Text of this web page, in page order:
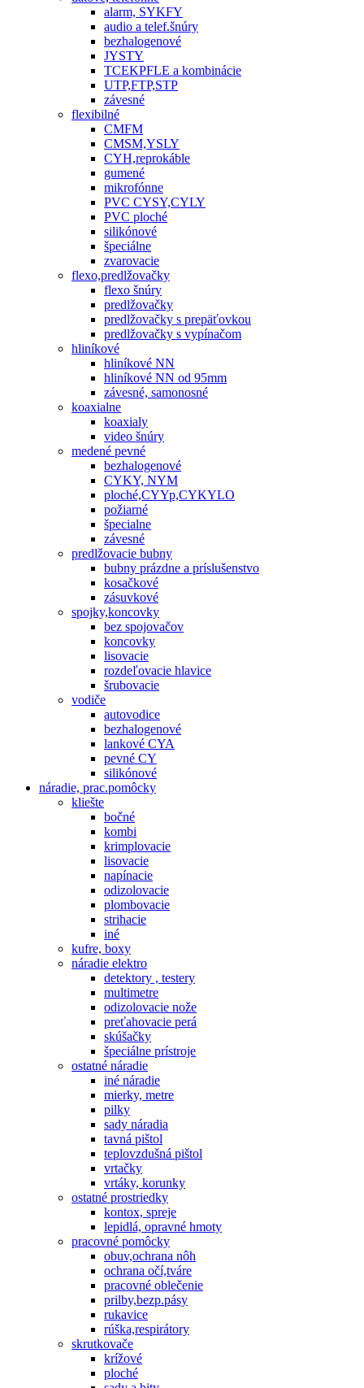
alarm, SYKFY
audio a telef.šnúry
bezhalogenové
JYSTY
TCEKPFLE a kombinácie
UTP,FTP,STP
závesné
flexibilné
CMFM
CMSM,YSLY
CYH,reprokáble
gumené
mikrofónne
PVC CYSY,CYLY
PVC ploché
silikónové
špeciálne
zvarovacie
flexo,predlžovačky
flexo šnúry
predlžovačky
predlžovačky s prepäťovkou
predlžovačky s vypínačom
hliníkové
hliníkové NN
hliníkové NN od 95mm
závesné, samonosné
koaxialne
koaxialy
video šnúry
medené pevné
bezhalogenové
CYKY, NYM
ploché,CYYp,CYKYLO
požiarné
špecialne
závesné
predlžovacie bubny
bubny prázdne a príslušenstvo
kosačkové
zásuvkové
spojky,koncovky
bez spojovačov
koncovky
lisovacie
rozdeľovacie hlavice
šrubovacie
vodiče
autovodice
bezhalogenové
lankové CYA
pevné CY
silikónové
náradie, prac.pomôcky
kliešte
bočné
kombi
krimplovacie
lisovacie
napínacie
odizolovacie
plombovacie
strihacie
iné
kufre, boxy
náradie elektro
detektory , testery
multimetre
odizolovacie nože
preťahovacie perá
skúšačky
špeciálne prístroje
ostatné náradie
iné náradie
mierky, metre
pilky
sady náradia
tavná pištol
teplovzdušná pištol
vrtačky
vrtáky, korunky
ostatné prostriedky
kontox, spreje
lepidlá, opravné hmoty
pracovné pomôcky
obuv,ochrana nôh
ochrana očí,tváre
pracovné oblečenie
prilby,bezp.pásy
rukavice
rúška,respirátory
skrutkovače
krížové
ploché